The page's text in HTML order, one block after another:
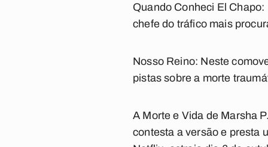
Quando Conheci El Chapo:
chefe do tráfico mais
Nosso Reino: Neste
pistas sobre a morte
A Morte e Vida de Marsha
contesta a versão e presta